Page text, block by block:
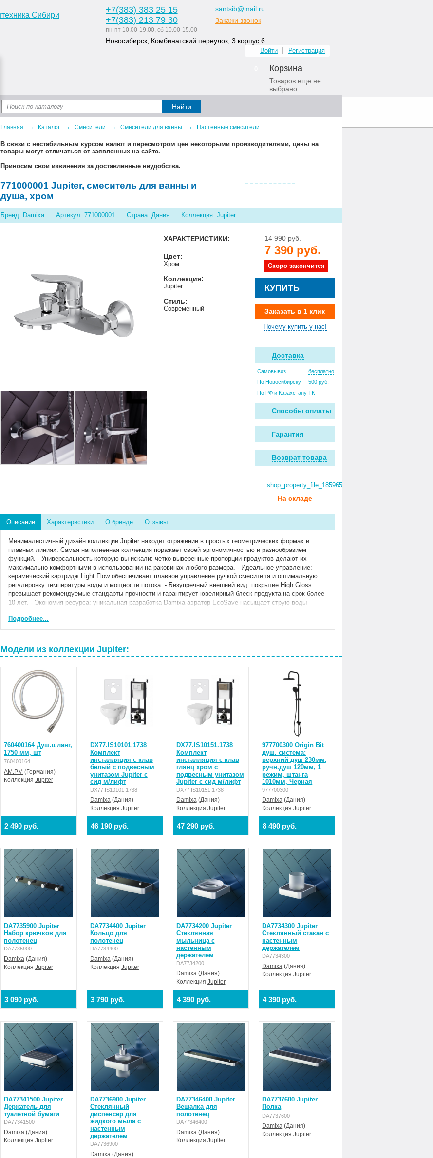
+7(383) 383 25 15
+7(383) 213 79 30
пн-пт 10.00-19.00, сб 10.00-15.00
santsib@mail.ru
Закажи звонок
Новосибирск, Комбинатский переулок, 3 корпус 6
Войти Регистрация
Корзина
Товаров еще не
выбрано
Доставка и оплата Статьи Дизайн ванных комнат
Главная → Каталог → Смесители → Смесители для ванны → Настенные смесители
В связи с нестабильным курсом валют и пересмотром цен некоторыми производителями, цены на
товары могут отличаться от заявленных на сайте.
Приносим свои извинения за доставленные неудобства.
771000001 Jupiter, смеситель для ванны и
душа, хром
Бренд: Damixa Артикул: 771000001 Страна: Дания Коллекция: Jupiter
ХАРАКТЕРИСТИКИ:
Цвет:
Хром
Коллекция:
Jupiter
Стиль:
Современный
14 990 руб.
7 390 руб.
Скоро закончится
КУПИТЬ
Заказать в 1 клик
Почему купить у нас!
Доставка
Самовывоз
бесплатно
По Новосибирску
500 руб.
По РФ и Казахстану ТК
Способы оплаты
Гарантия
Возврат товара
shop_property_file_185965_145938.pdf
На складе
Описание Характеристики О бренде Отзывы
Минималистичный дизайн коллекции Jupiter находит отражение в простых геометрических формах и
плавных линиях. Самая наполненная коллекция поражает своей эргономичностью и разнообразием
функций. - Универсальность которую вы искали: четко выверенные пропорции продуктов делают их
максимально комфортными в использовании на раковинах любого размера. - Идеальное управление:
керамический картридж Light Flow обеспечивает плавное управление ручкой смесителя и оптимальную
регулировку температуры воды и мощности потока. - Безупречный внешний вид: покрытие High Gloss
превышает рекомендуемые стандарты прочности и гарантирует ювелирный блеск продукта на срок более
10 лет. - Экономия ресурса: уникальная разработка Damixa аэратор EcoSave насыщает струю воды
прослужит вам минимум 10 лет.
Подробнее...
Модели из коллекции Jupiter:
760400164 Душ.шланг,
1750 мм, шт
760400164
AM.PM (Германия)
Коллекция Jupiter
2 490 руб.
DX77.IS10101.1738
Комплект
инсталляция с клав
белый с подвесным
унитазом Jupiter с
сид м/лифт
DX77.IS10101.1738
Damixa(Дания)
Коллекция Jupiter
46 190 руб.
DX77.IS10151.1738
Комплект
инсталляция с клав
глянц хром с
подвесным унитазом
Jupiter с сид м/лифт
DX77.IS10151.1738
Damixa(Дания)
Коллекция Jupiter
47 290 руб.
977700300 Origin Bit
душ. система:
верхний душ 230мм,
ручн.душ 120мм, 1
режим, штанга
1010мм, Черная
977700300
Damixa (Дания)
КоллекцияJupiter
8 490 руб.
DA7735900 Jupiter
Набор крючков для
полотенец
DA7735900
Damixa (Дания)
Коллекция Jupiter
3 090 руб.
DA7734400 Jupiter
Кольцо для
полотенец
DA7734400
Damixa(Дания)
Коллекция Jupiter
3 790 руб.
DA7734200 Jupiter
Стеклянная
мыльница с
настенным
держателем
DA7734200
Damixa(Дания)
Коллекция Jupiter
4 390 руб.
DA7734300 Jupiter
Стеклянный стакан с
настенным
держателем
DA7734300
Damixa (Дания)
КоллекцияJupiter
4 390 руб.
DA77341500 Jupiter
Держатель для
туалетной бумаги
DA77341500
Damixa (Дания)
Коллекция Jupiter
DA7736900 Jupiter
Стеклянный
диспенсер для
жидкого мыла с
настенным
держателем
DA7736900
Damixa(Дания)
DA77346400 Jupiter
Вешалка для
полотенец
DA77346400
Damixa(Дания)
Коллекция Jupiter
DA7737600 Jupiter
Полка
DA7737600
Damixa (Дания)
КоллекцияJupiter